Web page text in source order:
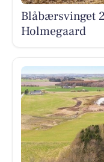
Blåbærsvinget
Holmegaard